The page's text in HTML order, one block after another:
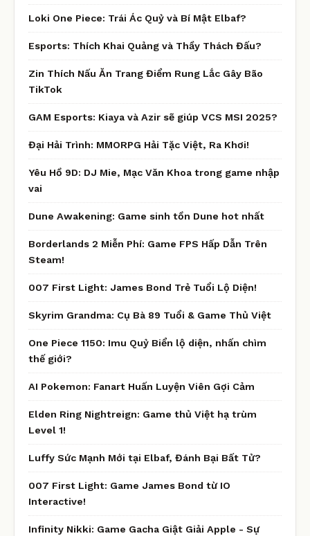
Loki One Piece: Trái Ác Quỷ và Bí Mật Elbaf?
Esports: Thích Khai Quảng và Thầy Thách Đấu?
Zin Thích Nấu Ăn Trang Điểm Rung Lắc Gây Bão
TikTok
GAM Esports: Kiaya và Azir sẽ giúp VCS MSI 2025?
Đại Hải Trình: MMORPG Hải Tặc Việt, Ra Khơi!
Yêu Hồ 9D: DJ Mie, Mạc Văn Khoa trong game nhập
vai
Dune Awakening: Game sinh tồn Dune hot nhất
Borderlands 2 Miễn Phí: Game FPS Hấp Dẫn Trên
Steam!
007 First Light: James Bond Trẻ Tuổi Lộ Diện!
Skyrim Grandma: Cụ Bà 89 Tuổi & Game Thủ Việt
One Piece 1150: Imu Quỷ Biển lộ diện, nhấn chìm
thế giới?
AI Pokemon: Fanart Huấn Luyện Viên Gợi Cảm
Elden Ring Nightreign: Game thủ Việt hạ trùm
Level 1!
Luffy Sức Mạnh Mới tại Elbaf, Đánh Bại Bất Tử?
007 First Light: Game James Bond từ IO
Interactive!
Infinity Nikki: Game Gacha Giật Giải Apple - Sự